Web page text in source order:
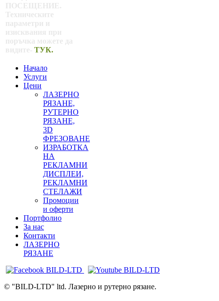
ТУК.
Начало
Услуги
Цени
ЛАЗЕРНО
РЯЗАНЕ,
РУТЕРНО
РЯЗАНЕ,
3D
ФРЕЗОВАНЕ
ИЗРАБОТКА
НА
РЕКЛАМНИ
ДИСПЛЕИ,
РЕКЛАМНИ
СТЕЛАЖИ
Промоции
и оферти
Портфолио
За нас
Контакти
ЛАЗЕРНО
РЯЗАНЕ
© "BILD-LTD" ltd. Лазерно и рутерно рязане.